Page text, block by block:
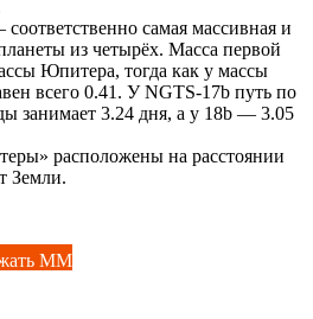
самая массивная и
из четырёх. Масса первой
Юпитера, тогда как у массы
всего 0.41. У NGTS-17b путь по
занимает 3.24 дня, а у 18b — 3.05
расположены на расстоянии
Земли.
ММ